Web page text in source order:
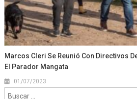
Marcos Cleri Se Reunió Con Directivos
El Parador Mangata
01/07/2023